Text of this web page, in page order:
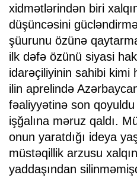
xidmətlərindən biri
düşüncəsini
şüurunu özünə
ilk dəfə özünü siyasi
idarəçiliyinin sahibi kimi
ilin aprelində
fəaliyyətinə son
işğalına məruz qaldı.
onun yaratdığı ideya
müstəqillik arzusu
yaddaşından